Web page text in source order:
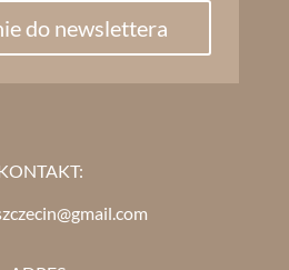
do newslettera